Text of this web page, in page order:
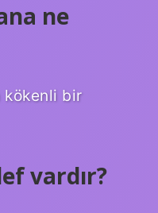
ne
kökenli bir
vardır?